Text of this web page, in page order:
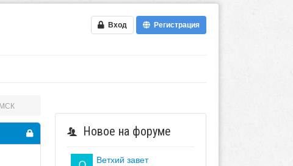
Вход Регистрация
МСК
Новое на форуме
ветхий завет